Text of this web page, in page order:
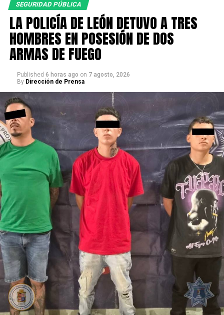
una inspección a su persona y pertenencias, en la que
fueron localizados 90 envoltorios con piedra base y 30
dosis de cristal.
La persona fue identificada como Iván Alejandro “N”,
Al consultar el registro de detenidos de la Secretaría de
Seguridad, Prevención y Protección Ciudadana, se
encontró que Iván suma 16 detenciones por distintos
delitos y faltas administrativas.
Las sustancias y el detenido quedaron a disposición de la
Fiscalía General del Estado, autoridad encargada de dar
seguimiento a las investigaciones y determinar su
situación jurídica.
De enero a julio de este año, la Policía de León ha
asegurado 187 mil 534 dosis de distintas sustancias,
como parte del trabajo para contener su posesión,
distribución y presunta venta.
La Secretaría de Seguridad, Prevención y Protección
Ciudadana continuará con la atención de reportes y la
intervención policial para retirar estas sustancias de las
calles y evitar que lleguen a niñas, niños y jóvenes.
SEGURIDAD PÚBLICA
LA POLICÍA DE LEÓN DETUVO A TRES
HOMBRES EN POSESIÓN DE DOS
ARMAS DE FUEGO
Published 6 horas ago on 7 agosto, 2026
By Dirección de Prensa